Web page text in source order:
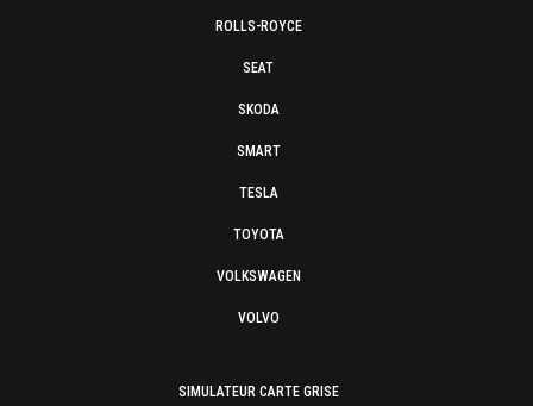
ROLLS-ROYCE
SEAT
SKODA
SMART
TESLA
TOYOTA
VOLKSWAGEN
VOLVO
SIMULATEUR CARTE GRISE